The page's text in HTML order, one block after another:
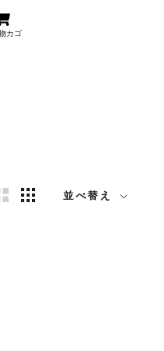
カゴ
並べ替え